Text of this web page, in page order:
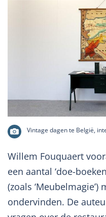
Vintage dagen te België,
Willem Fouquaert
een aantal ‘doe-
(zoals
ondervinden. De